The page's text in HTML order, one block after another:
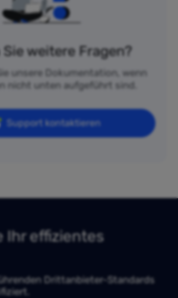
Sie weitere Fragen?
unsere Dokumentation, wenn
nicht unten aufgeführt sind.
Support kontaktieren
Ihr effizientes
Drittanbieter-Standards